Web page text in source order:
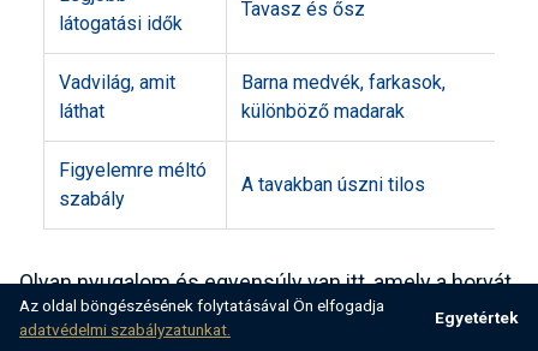
látogatási idők
Tavasz és ősz
Vadvilág, amit
láthat
Barna medvék, farkasok,
különböző madarak
Figyelemre méltó
szabály
A tavakban úszni tilos
Olyan nyugalom és egyensúly van itt, amely a horvát
lélekhez szól – egy olyan hely, ahol a természet
Az oldal böngészésének folytatásával Ön elfogadja
adatvédelmi szabályzatunkat.
Egyetértek